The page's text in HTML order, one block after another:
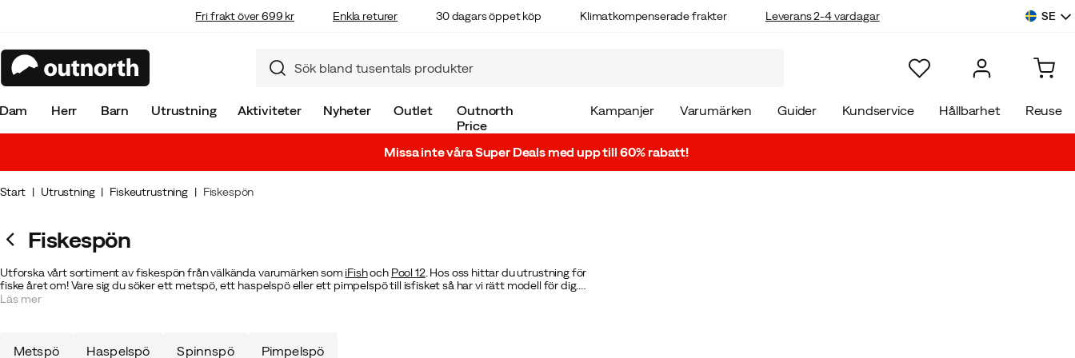
Fri frakt över 699 kr Enkla returer 30 dagars öppet köp Klimatkompenserade frakter Leverans 2-4 vardagar SE
Herr Barn Utrustning Aktiviteter Nyheter Outlet
Outnorth
Price
Kampanjer Varumärken Guider Kundservice Hållbarhet Reuse
Missa inte våra Super Deals med upp till 60% rabatt!
Start Utrustning Fiskeutrustning Fiskespön
Fiskespön
Utforska vårt sortiment av fiskespön från välkända varumärken somiFishoch Pool 12. Hos oss hittar du utrustning för
fiske året om! Vare sig du söker ett metspö, ett haspelspö eller ett pimpelspö till isfisket så har vi rätt modell för dig.
Spana in vårt sortiment av
Läs mer
Metspö Haspelspö Spinnspö Pimpelspö